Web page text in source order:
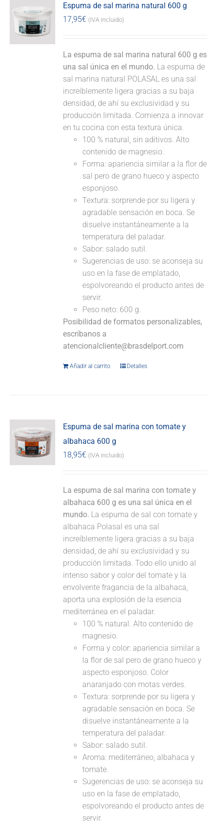
Espuma de sal marina natural 600 g
17,95€ (IVA incluido)
La espuma de sal marina natural 600 g es
una sal única en el mundo. La espuma de
sal marina natural POLASAL es una sal
increíblemente ligera gracias a su baja
densidad, de ahí su exclusividad y su
producción limitada. Comienza a innovar
en tu cocina con esta textura única.
100 % natural, sin aditivos. Alto
contenido de magnesio.
Forma: apariencia similar a la flor de
sal pero de grano hueco y aspecto
esponjoso.
Textura: sorprende por su ligera y
agradable sensación en boca. Se
disuelve instantáneamente a la
temperatura del paladar.
Sabor: salado sutil.
Sugerencias de uso: se aconseja su
uso en la fase de emplatado,
espolvoreando el producto antes de
servir.
Peso neto: 600 g.
Posibilidad de formatos personalizables,
escríbanos a
atencionalcliente@brasdelport.com
Añadir al carrito Detalles
Espuma de sal marina con tomate y
albahaca 600 g
18,95€ (IVA incluido)
La espuma de sal marina con tomate y
albahaca 600 g es una sal única en el
mundo. La espuma de sal con tomate y
albahaca Polasal es una sal
increíblemente ligera gracias a su baja
densidad, de ahí su exclusividad y su
producción limitada. Todo ello unido al
intenso sabor y color del tomate y la
envolvente fragancia de la albahaca,
aporta una explosión de la esencia
mediterránea en el paladar.
100 % natural. Alto contenido de
magnesio.
Forma y color: apariencia similar a
la flor de sal pero de grano hueco y
aspecto esponjoso. Color
anaranjado con motas verdes.
Textura: sorprende por su ligera y
agradable sensación en boca. Se
disuelve instantáneamente a la
temperatura del paladar.
Sabor: salado sutil.
Aroma: mediterráneo, albahaca y
tomate.
Sugerencias de uso: se aconseja su
uso en la fase de emplatado,
espolvoreando el producto antes de
servir.